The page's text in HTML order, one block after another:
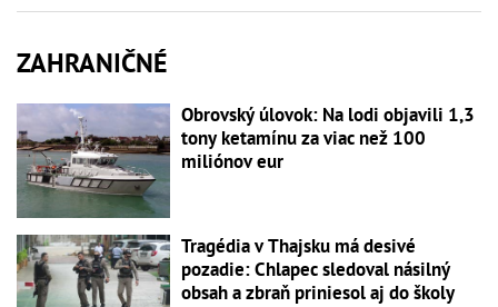
ZAHRANIČNÉ
Obrovský úlovok: Na lodi objavili 1,3
tony ketamínu za viac než 100
miliónov eur
Tragédia v Thajsku má desivé
pozadie: Chlapec sledoval násilný
obsah a zbraň priniesol aj do školy